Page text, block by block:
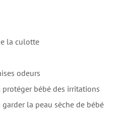
la culotte
odeurs
bébé des irritations
la peau sèche de bébé